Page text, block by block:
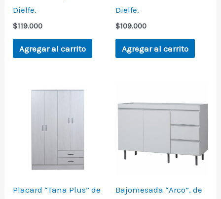
Dielfe.
$119.000
Agregar al carrito
Dielfe.
$109.000
Agregar al carrito
Placard “Tana Plus” de
Bajomesada “Arco”, de